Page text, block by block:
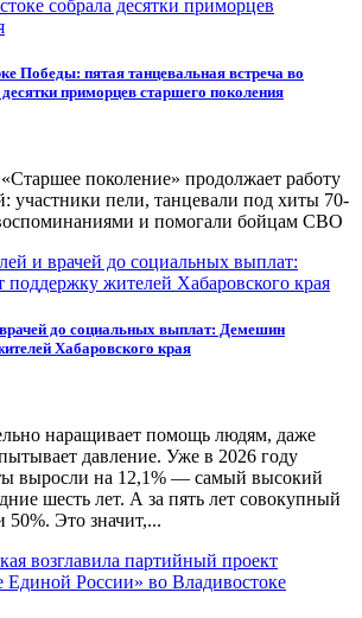
Победы: пятая танцевальная встреча во
приморцев старшего поколения
поколение» продолжает работу
участники пели, танцевали под хиты 70-
и помогали бойцам СВО
до социальных выплат: Демешин
Хабаровского края
наращивает помощь людям, даже
давление. Уже в 2026 году
выросли на 12,1% — самый высокий
шесть лет. А за пять лет совокупный
50%. Это значит,...